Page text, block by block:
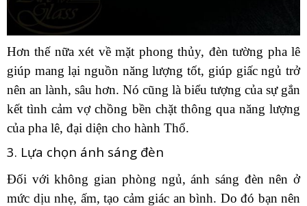
Hơn thế nữa xét về mặt phong thủy, đèn tường pha lê
giúp mang lại nguồn năng lượng tốt, giúp giấc ngủ trở
nên an lành, sâu hơn. Nó cũng là biểu tượng của sự gắn
kết tình cảm vợ chồng bền chặt thông qua năng lượng
của pha lê, đại diện cho hành Thổ.
3. Lựa chọn ánh sáng đèn
Đối với không gian phòng ngủ, ánh sáng đèn nên ở
mức dịu nhẹ, ấm, tạo cảm giác an bình. Do đó bạn nên